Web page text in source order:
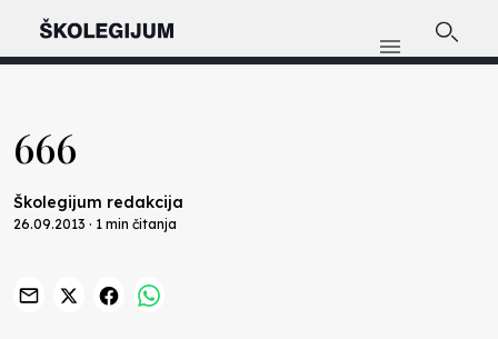
666
Školegijum redakcija
26.09.2013 · 1 min čitanja